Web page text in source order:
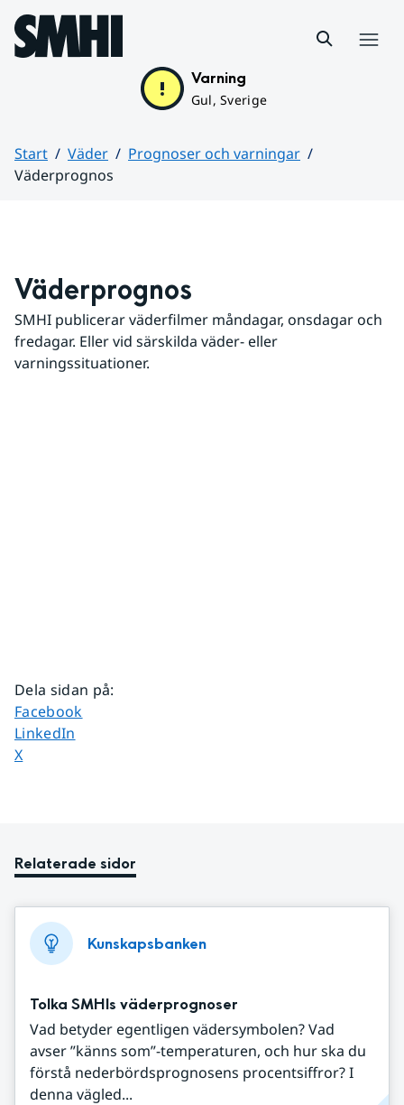
Hoppa till sidans innehåll
Varning
Gul, Sverige
Start Väder
Prognoser och varningar
Väderprognos
Väderprognos
SMHI publicerar väderfilmer måndagar, onsdagar och
fredagar. Eller vid särskilda väder- eller
varningssituationer.
Dela sidan på:
Dela sidan på
Facebook
Dela sidan på
LinkedIn
Dela sidan på
X
Relaterade sidor
Kunskapsbanken
Tolka SMHIs väderprognoser
Vad betyder egentligen vädersymbolen? Vad
avser ”känns som”-temperaturen, och hur ska du
förstå nederbördsprognosens procentsiffror? I
denna vägled...